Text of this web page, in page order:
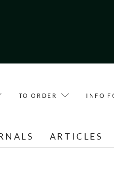
TO ORDER INFO
ARTICLES